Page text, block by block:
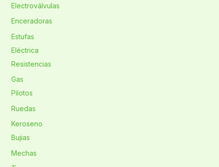
Electroválvulas
Enceradoras
Estufas
Eléctrica
Resistencias
Gas
Pilotos
Ruedas
Keroseno
Bujias
Mechas